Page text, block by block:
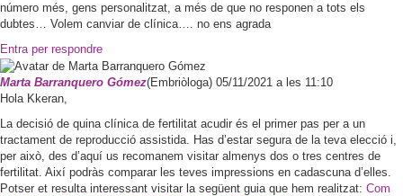
número més, gens personalitzat, a més de que no responen a tots els
dubtes… Volem canviar de clínica…. no ens agrada
Entra per respondre
Marta Barranquero Gómez(Embriòloga) 05/11/2021 a les 11:10
Hola Kkeran,
La decisió de quina clínica de fertilitat acudir és el primer pas per a un
tractament de reproducció assistida. Has d’estar segura de la teva elecció i,
per això, des d’aquí us recomanem visitar almenys dos o tres centres de
fertilitat. Així podràs comparar les teves impressions en cadascuna d’elles.
Potser et resulta interessant visitar la següent guia que hem realitzat: Com